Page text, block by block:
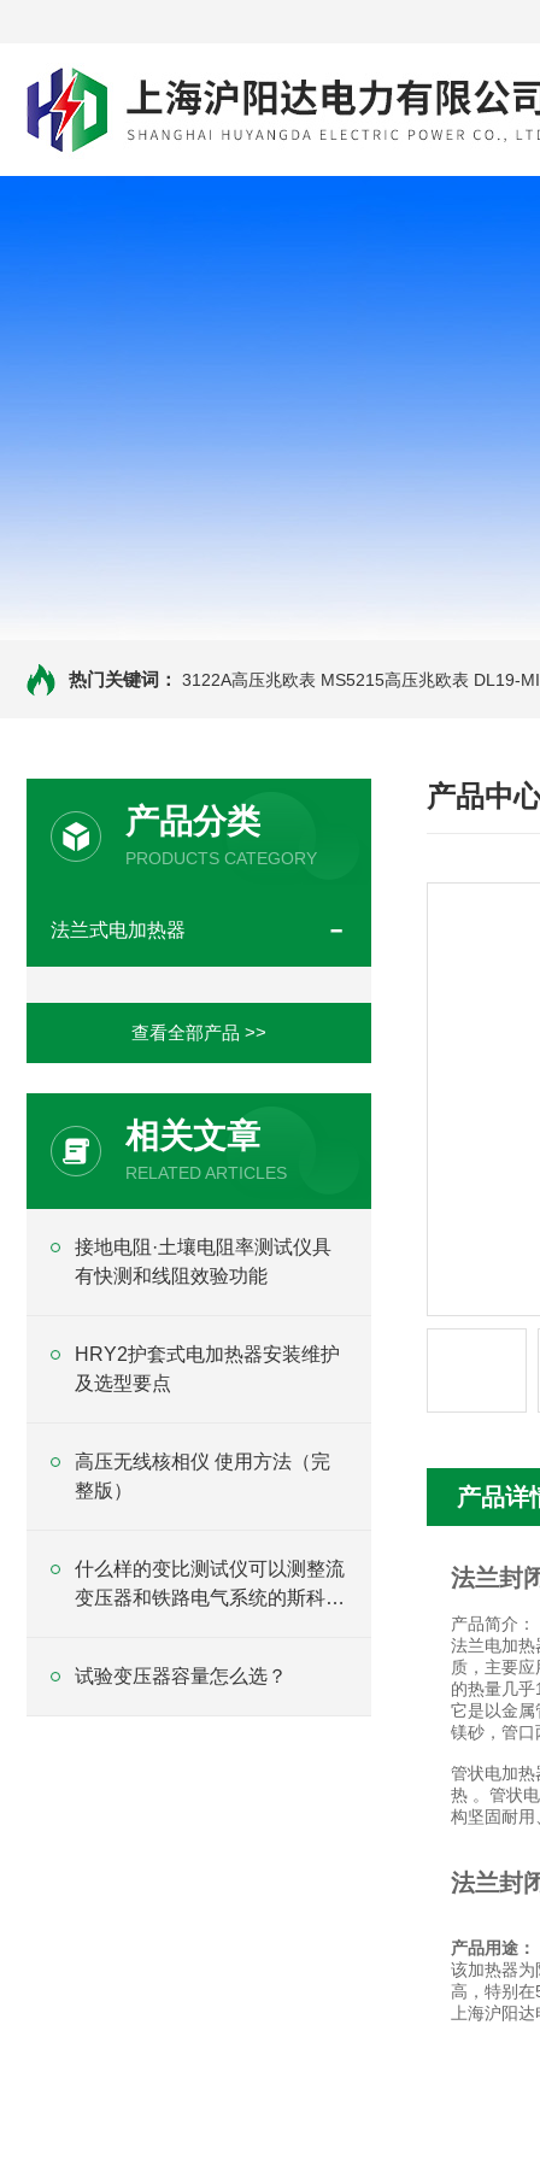
热门关键词： 3122A高压兆欧表 MS5215高压兆欧表 DL19-
产品分类
PRODUCTS CATEGORY
法兰式电加热器
查看全部产品 >>
相关文章
RELATED ARTICLES
接地电阻·土壤电阻率测试仪具
有快测和线阻效验功能
HRY2护套式电加热器安装维护
及选型要点
高压无线核相仪 使用方法（完
整版）
什么样的变比测试仪可以测整流
变压器和铁路电气系统的斯科特
试验变压器容量怎么选？
产品中
产品详
法兰封
产品简介：
法兰电加热
质，主要
的热量几乎
它是以金属
镁砂，管口
管状电加热
热 。管状
构坚固耐用
法兰封
产品用途：
该加热器为
高，特别在
上海沪阳